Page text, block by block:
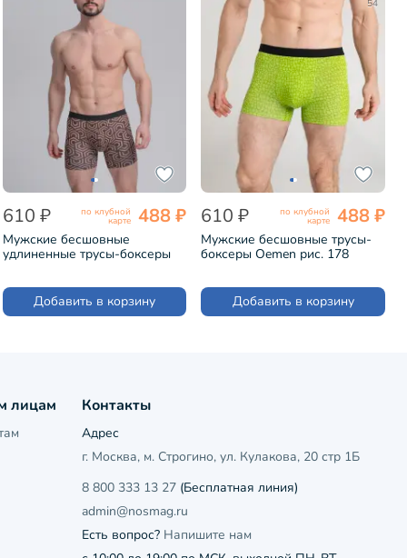
610 ₽ по клубной
карте 488 ₽
Мужские бесшовные
удлиненные трусы-боксеры
КОРИЧНЕВЫЕ (MB068)
Добавить в корзину
54
610 ₽ по клубной
карте 488 ₽
Мужские бесшовные трусы-
боксеры Oemen рис. 178
Добавить в корзину
лицам Контакты
Адрес
г. Москва, м. Строгино, ул. Кулакова, 20 стр 1Б
8 800 333 13 27(Бесплатная линия)
admin@nosmag.ru
Есть вопрос? Напишите нам